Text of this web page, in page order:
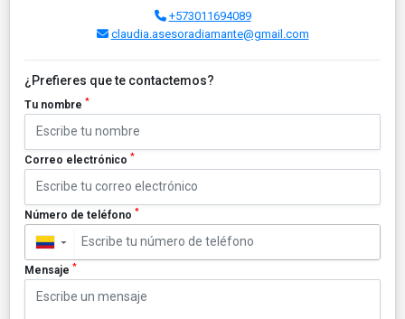
+573011694089
claudia.asesoradiamante@gmail.com
¿Prefieres que te contactemos?
Tu nombre *
Correo electrónico *
Número de teléfono *
▼
Mensaje *